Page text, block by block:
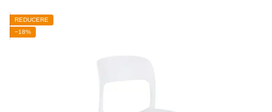
REDUCERE
−18%